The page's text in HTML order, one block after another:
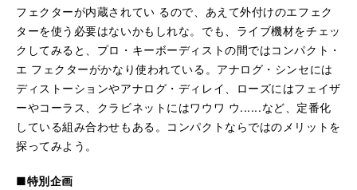
フェクターが内蔵されてい るので、あえて外付けのエフェク
ターを使う必要はないかもしれな。でも、ライブ機材をチェッ
クしてみると、プロ・キーボーディストの間ではコンパクト・
エ フェクターがかなり使われている。アナログ・シンセには
ディストーションやアナログ・ディレイ、ローズにはフェイザ
ーやコーラス、クラビネットにはワウワ ウ......など、定番化
している組み合わせもある。コンパクトならではのメリットを
探ってみよう。
■特別企画